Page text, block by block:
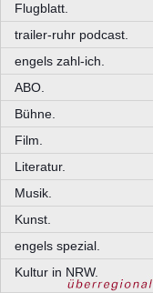
Flugblatt.
trailer-ruhr podcast.
engels zahl-ich.
ABO.
Bühne.
Film.
Literatur.
Musik.
Kunst.
engels spezial.
Kultur in NRW.